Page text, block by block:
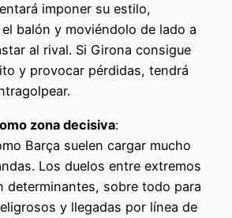
imponer su estilo,
balón y moviéndolo de lado a
al rival. Si Girona consigue
y provocar pérdidas, tendrá
zona decisiva:
Barça suelen cargar mucho
Los duelos entre extremos
determinantes, sobre todo para
y llegadas por línea de